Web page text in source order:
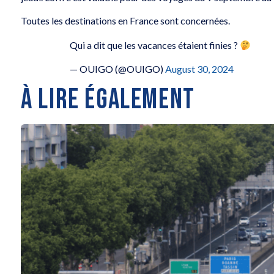
Toutes les destinations en France sont concernées.
Qui a dit que les vacances étaient finies ?
— OUIGO (@OUIGO) August 30, 2024
À LIRE ÉGALEMENT